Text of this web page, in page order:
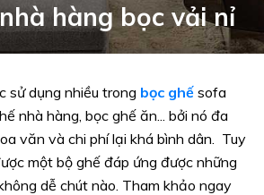
hàng bọc vải nỉ
sử dụng nhiều trong bọc ghế sofa
nhà hàng, bọc ghế ăn... bởi nó đa
văn và chi phí lại khá bình dân. Tuy
một bộ ghế đáp ứng được những
dễ chút nào. Tham khảo ngay